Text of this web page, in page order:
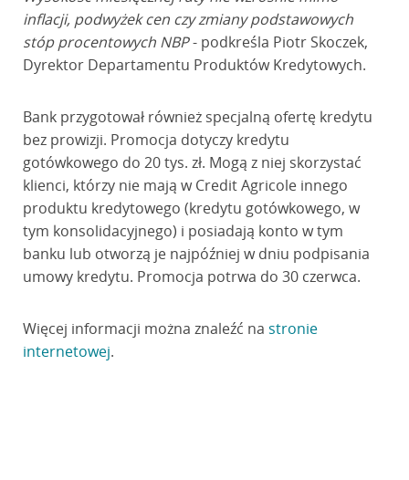
inflacji, podwyżek cen czy zmiany podstawowych
stóp procentowych NBP- podkreśla Piotr Skoczek,
Dyrektor Departamentu Produktów Kredytowych.
Bank przygotował również specjalną ofertę kredytu
bez prowizji. Promocja dotyczy kredytu
gotówkowego do 20 tys. zł. Mogą z niej skorzystać
klienci, którzy nie mają w Credit Agricole innego
produktu kredytowego (kredytu gotówkowego, w
tym konsolidacyjnego) i posiadają konto w tym
banku lub otworzą je najpóźniej w dniu podpisania
umowy kredytu. Promocja potrwa do 30 czerwca.
Więcej informacji można znaleźć na stronie
internetowej.